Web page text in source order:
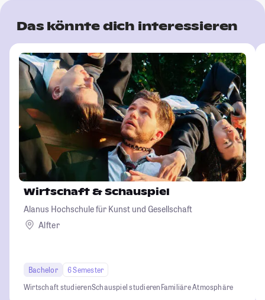
Das könnte dich interessieren
Wirtschaft & Schauspiel
Alanus Hochschule für Kunst und Gesellschaft
Alfter
Bachelor
6 Semester
Wirtschaft studierenSchauspiel studierenFamiliäre Atmosphäre